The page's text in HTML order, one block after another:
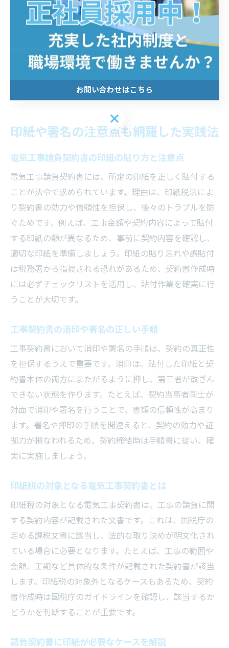
す。例えば、住宅・店舗・工場など用途ごとに必要な契
約条項を整理し、現場担当者と事前に内容を共有するこ
とが実践的です。また、電子契約や最新の法改正にも注
目し、業界動向を常に把握する姿勢が重要です。これに
より、安全で円滑な電気工事の実現につなげることがで
印紙や署名の注意点も網羅した実践法
電気工事請負契約書の印紙の貼り方と注意点
電気工事請負契約書には、所定の印紙を正しく貼付する
ことが法令で求められています。理由は、印紙税法によ
り契約書の効力や信頼性を担保し、後々のトラブルを防
ぐためです。例えば、工事金額や契約内容によって貼付
する印紙の額が異なるため、事前に契約内容を確認し、
適切な印紙を準備しましょう。印紙の貼り忘れや誤貼付
は税務署から指摘される恐れがあるため、契約書作成時
には必ずチェックリストを活用し、貼付作業を確実に行
うことが大切です。
工事契約書の消印や署名の正しい手順
工事契約書において消印や署名の手順は、契約の真正性
を担保するうえで重要です。消印は、貼付した印紙と契
約書本体の両方にまたがるように押し、第三者が改ざん
できない状態を作ります。たとえば、契約当事者同士が
対面で消印や署名を行うことで、書類の信頼性が高まり
ます。署名や押印の手順を間違えると、契約の効力や証
拠力が損なわれるため、契約締結時は手順書に従い、確
実に実施しましょう。
印紙税の対象となる電気工事契約書とは
印紙税の対象となる電気工事契約書は、工事の請負に関
する契約内容が記載された文書です。これは、国税庁の
定める課税文書に該当し、法的な取り決めが明文化され
ている場合に必要となります。たとえば、工事の範囲や
金額、工期など具体的な条件が記載された契約書が該当
します。印紙税の対象外となるケースもあるため、契約
書作成時は国税庁のガイドラインを確認し、該当するか
どうかを判断することが重要です。
請負契約書に印紙が必要なケースを解説
お問い合わせはこちら
お問い合わせはこちら